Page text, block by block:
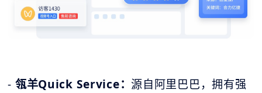
- 瓴羊Quick Service： 源自阿里巴巴，拥有强